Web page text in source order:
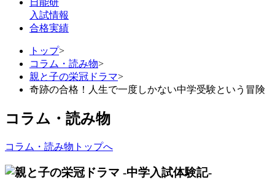
入試情報
合格実績
トップ>
コラム・読み物>
親と子の栄冠ドラマ>
奇跡の合格！人生で一度しかない中学受験という冒険
コラム・読み物
コラム・読み物トップへ